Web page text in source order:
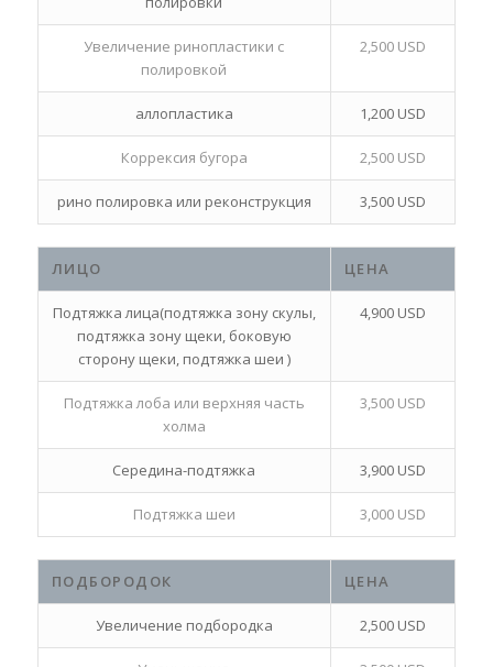
Увеличение ринопластики с
полировкой
2,500 USD
аллопластика 1,200 USD
Коррексия бугора 2,500 USD
рино полировка или реконструкция 3,500 USD
ЛИЦО ЦЕНА
Подтяжка лица(подтяжка зону скулы,
подтяжка зону щеки, боковую
сторону щеки, подтяжка шеи )
4,900 USD
Подтяжка лоба или верхняя часть
холма
3,500 USD
Середина-подтяжка 3,900 USD
Подтяжка шеи 3,000 USD
ПОДБОРОДОК ЦЕНА
Увеличение подбородка 2,500 USD